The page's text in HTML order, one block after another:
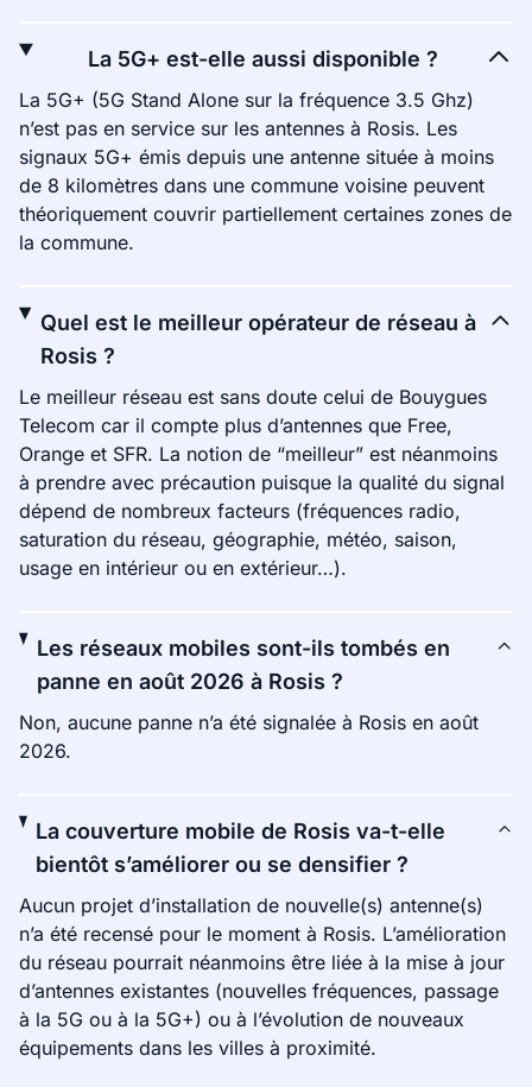
La 5G+ est-elle aussi disponible ?
La 5G+ (5G Stand Alone sur la fréquence 3.5 Ghz)
n’est pas en service sur les antennes à Rosis. Les
signaux 5G+ émis depuis une antenne située à moins
de 8 kilomètres dans une commune voisine peuvent
théoriquement couvrir partiellement certaines zones de
la commune.
Quel est le meilleur opérateur de réseau à
Rosis ?
Le meilleur réseau est sans doute celui de Bouygues
Telecom car il compte plus d’antennes que Free,
Orange et SFR. La notion de “meilleur” est néanmoins
à prendre avec précaution puisque la qualité du signal
dépend de nombreux facteurs (fréquences radio,
saturation du réseau, géographie, météo, saison,
usage en intérieur ou en extérieur…).
Les réseaux mobiles sont-ils tombés en
panne en août 2026 à Rosis ?
Non, aucune panne n’a été signalée à Rosis en août
2026.
La couverture mobile de Rosis va-t-elle
bientôt s’améliorer ou se densifier ?
Aucun projet d’installation de nouvelle(s) antenne(s)
n’a été recensé pour le moment à Rosis. L’amélioration
du réseau pourrait néanmoins être liée à la mise à jour
d’antennes existantes (nouvelles fréquences, passage
à la 5G ou à la 5G+) ou à l’évolution de nouveaux
équipements dans les villes à proximité.